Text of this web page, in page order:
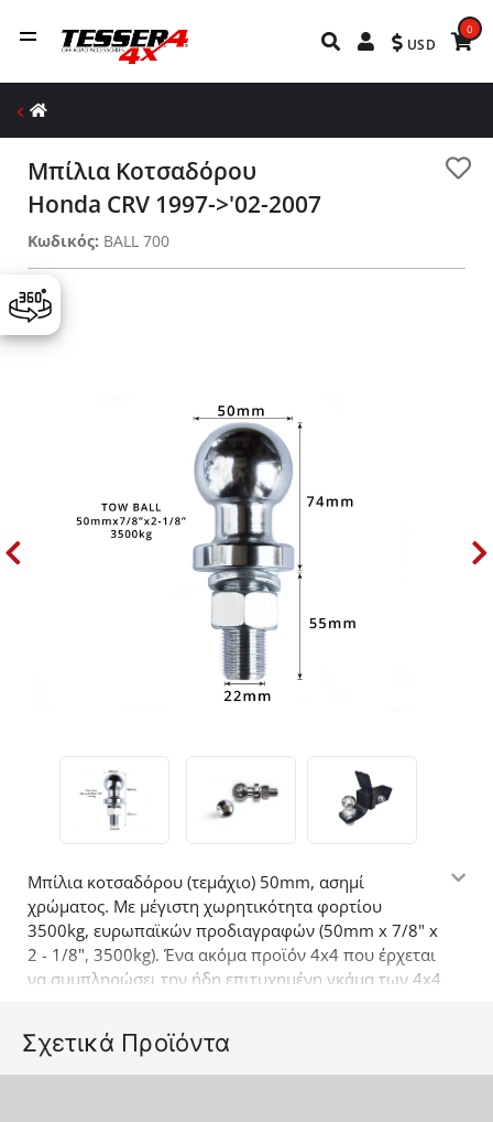
USD
0
Μπίλια Κοτσαδόρου
Honda CRV 1997->'02-2007
Κωδικός: BALL 700
Μπίλια κοτσαδόρου (τεμάχιο) 50mm, ασημί
χρώματος. Με μέγιστη χωρητικότητα φορτίου
3500kg, ευρωπαϊκών προδιαγραφών (50mm x 7/8" x
2 - 1/8", 3500kg). Ένα ακόμα προϊόν 4x4 που έρχεται
να συμπληρώσει την ήδη επιτυχημένη γκάμα των 4x4
Σχετικά Προϊόντα